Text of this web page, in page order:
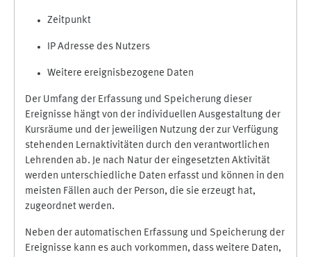
Zeitpunkt
IP Adresse des Nutzers
Weitere ereignisbezogene Daten
Der Umfang der Erfassung und Speicherung dieser
Ereignisse hängt von der individuellen Ausgestaltung der
Kursräume und der jeweiligen Nutzung der zur Verfügung
stehenden Lernaktivitäten durch den verantwortlichen
Lehrenden ab. Je nach Natur der eingesetzten Aktivität
werden unterschiedliche Daten erfasst und können in den
meisten Fällen auch der Person, die sie erzeugt hat,
zugeordnet werden.
Neben der automatischen Erfassung und Speicherung der
Ereignisse kann es auch vorkommen, dass weitere Daten,